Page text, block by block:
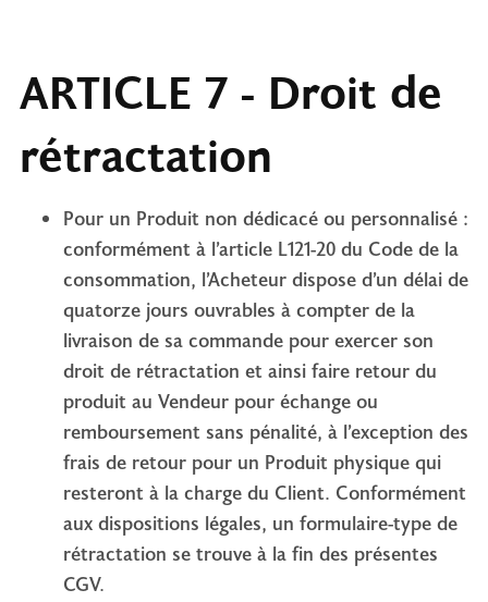
ARTICLE 7 - Droit de
rétractation
Pour un Produit non dédicacé ou personnalisé :
conformément à l’article L121-20 du Code de la
consommation, l’Acheteur dispose d’un délai de
quatorze jours ouvrables à compter de la
livraison de sa commande pour exercer son
droit de rétractation et ainsi faire retour du
produit au Vendeur pour échange ou
remboursement sans pénalité, à l’exception des
frais de retour pour un Produit physique qui
resteront à la charge du Client. Conformément
aux dispositions légales, un formulaire-type de
rétractation se trouve à la fin des présentes
CGV.